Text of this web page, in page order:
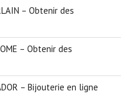
– Obtenir des
– Obtenir des
– Bijouterie en ligne